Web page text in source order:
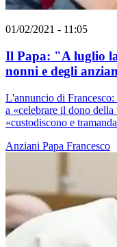
01/02/2021 - 11:05
Il Papa: "A luglio
nonni e degli
L'annuncio di
a «celebrare il dono
«custodiscono e
Anziani Papa Francesco